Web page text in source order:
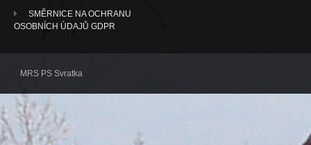
SMĚRNICE NA OCHRANU
OSOBNÍCH ÚDAJŮ GDPR
MRS PS Svratka